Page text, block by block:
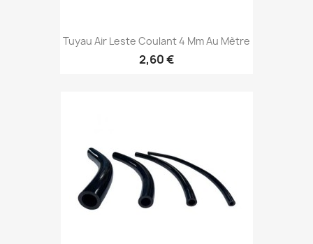
Tuyau Air Leste Coulant 4 Mm Au Mètre
2,60 €